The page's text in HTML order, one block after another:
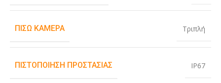
ΠΊΣΩ ΚΆΜΕΡΑ Τριπλή
ΠΙΣΤΟΠΟΊΗΣΗ ΠΡΟΣΤΑΣΊΑΣ IP67